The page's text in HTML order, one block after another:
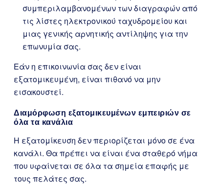
συμπεριλαμβανομένων των διαγραφών από
τις λίστες ηλεκτρονικού ταχυδρομείου και
μιας γενικής αρνητικής αντίληψης για την
επωνυμία σας.
Εάν η επικοινωνία σας δεν είναι
εξατομικευμένη, είναι πιθανό να μην
εισακουστεί.
Διαμόρφωση εξατομικευμένων εμπειριών σε
όλα τα κανάλια
Η εξατομίκευση δεν περιορίζεται μόνο σε ένα
κανάλι. Θα πρέπει να είναι ένα σταθερό νήμα
που υφαίνεται σε όλα τα σημεία επαφής με
τους πελάτες σας.